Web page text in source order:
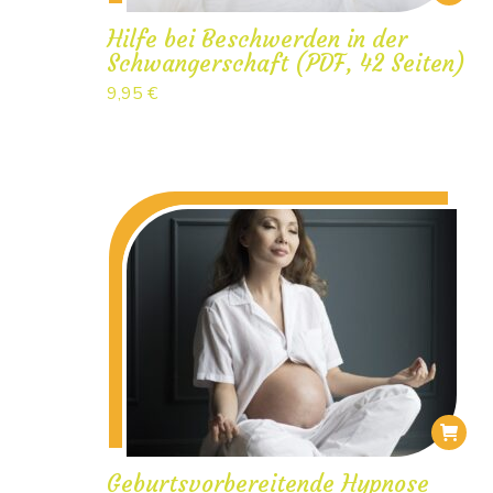
Hilfe bei Beschwerden in der
Schwangerschaft (PDF, 42 Seiten)
9,95 €
Geburtsvorbereitende Hypnose